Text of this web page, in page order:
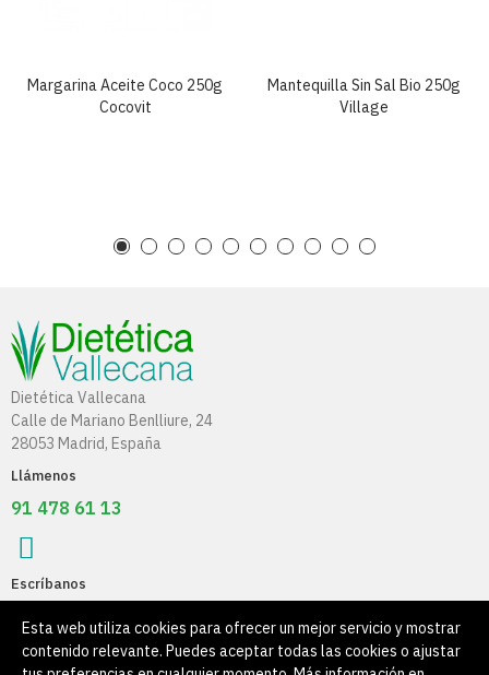
Margarina Aceite Coco 250g
Cocovit
Mantequilla Sin Sal Bio 250g
Village
Dietética Vallecana
Calle de Mariano Benlliure, 24
28053 Madrid, España
Llámenos
91 478 61 13
Escríbanos
info@dieteticavallecana.com
Información
Esta web utiliza cookies para ofrecer un mejor servicio y mostrar
contenido relevante. Puedes aceptar todas las cookies o ajustar